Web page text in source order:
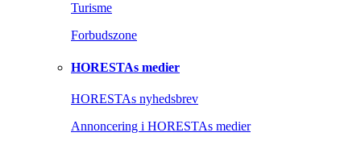
Turisme
Forbudszone
HORESTAs medier
HORESTAs nyhedsbrev
Annoncering i HORESTAs medier